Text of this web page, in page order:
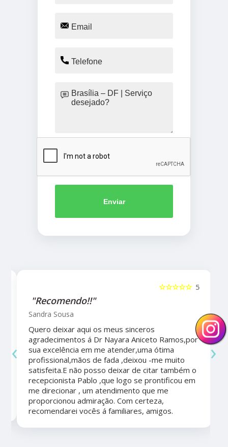
Enviar
5
☆☆☆☆☆
"Recomendo!!"
Sandra Sousa
Quero deixar aqui os meus sinceros
agradecimentos á Dr Nayara Aniceto Ramos,por
sua excelência em me atender,uma ótima
profissional,mãos de fada ,deixou -me muito
satisfeita.E não posso deixar de citar também o
recepcionista Pablo ,que logo se prontificou em
me direcionar , um atendimento que me
proporcionou admiração. Com certeza,
recomendarei vocês á familiares, amigos.
‹ ›